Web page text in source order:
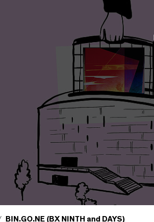
BIN.GO.NE (BX NINTH and DAYS)